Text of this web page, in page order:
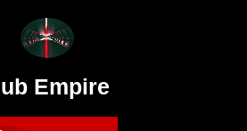
Music Set In The Mix #14
IN THE NOISE – Deep and
Empire